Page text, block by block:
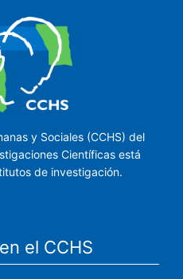
y Sociales (CCHS) del
Científicas está
de investigación.
el CCHS